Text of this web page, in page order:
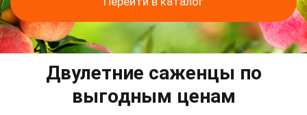
Двулетние саженцы по
выгодным ценам